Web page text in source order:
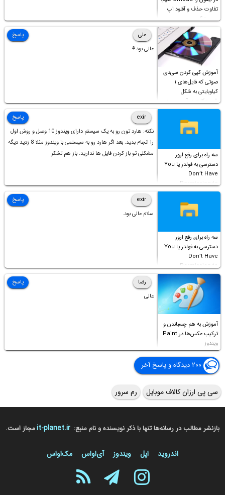
تفاوت حذف و آفلود اپ
چیست؟
آموزش کپی کردن سی‌دی
صوتی که فایل‌های ۱
کیلوبایتی به شکل
شورت‌کات در آن موجود
است!
علی
عالی بود⚘
پاسخ
سه راه برای رفع ارور
دسترسی به فولدر یا You
Don’t Have
Permission to
Access this folder
exir
نکته: هارد تون رو به یک سیستم دارای ویندوز 10 وصل و روش اول
را انجام بدید. بعد اگر هارد رو به سیستمی با ویندوز مثلا 8 زدید دیگه
مشکلی تو باز کردن فایل ها ندارید. باز هم تشکر
پاسخ
سه راه برای رفع ارور
دسترسی به فولدر یا You
Don’t Have
Permission to
Access this folder
exir
سلام عالی بود.
پاسخ
آموزش به هم چسباندن و
ترکیب عکس‌ها در Paint
ویندوز
رضا
عالی
پاسخ
۲۰۰ دیدگاه و پاسخ آخر
سی پی ارزان کالاف موبایل رم سرور
بازنشر مطالب در رسانه‌ها تنها با ذکر نویسنده و نام منبع: it-planet.irمجاز است.
اندروید اپل ویندوز آی‌او‌اس مک‌او‌اس